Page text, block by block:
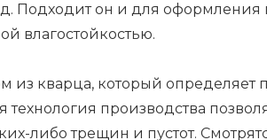
Подходит он и для оформления
влагостойкостью.
из кварца, который определяет
производства
либо трещин и пустот.